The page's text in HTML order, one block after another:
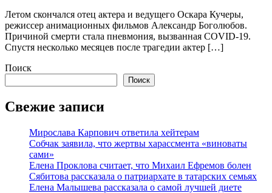
Летом скончался отец актера и ведущего Оскара Кучеры,
режиссер анимационных фильмов Александр Боголюбов.
Причиной смерти стала пневмония, вызванная COVID-19.
Спустя несколько месяцев после трагедии актер […]
Поиск
Поиск
Свежие записи
Мирослава Карпович ответила хейтерам
Собчак заявила, что жертвы харассмента «виноваты
сами»
Елена Проклова считает, что Михаил Ефремов болен
Сябитова рассказала о патриархате в татарских семьях
Елена Малышева рассказала о самой лучшей диете